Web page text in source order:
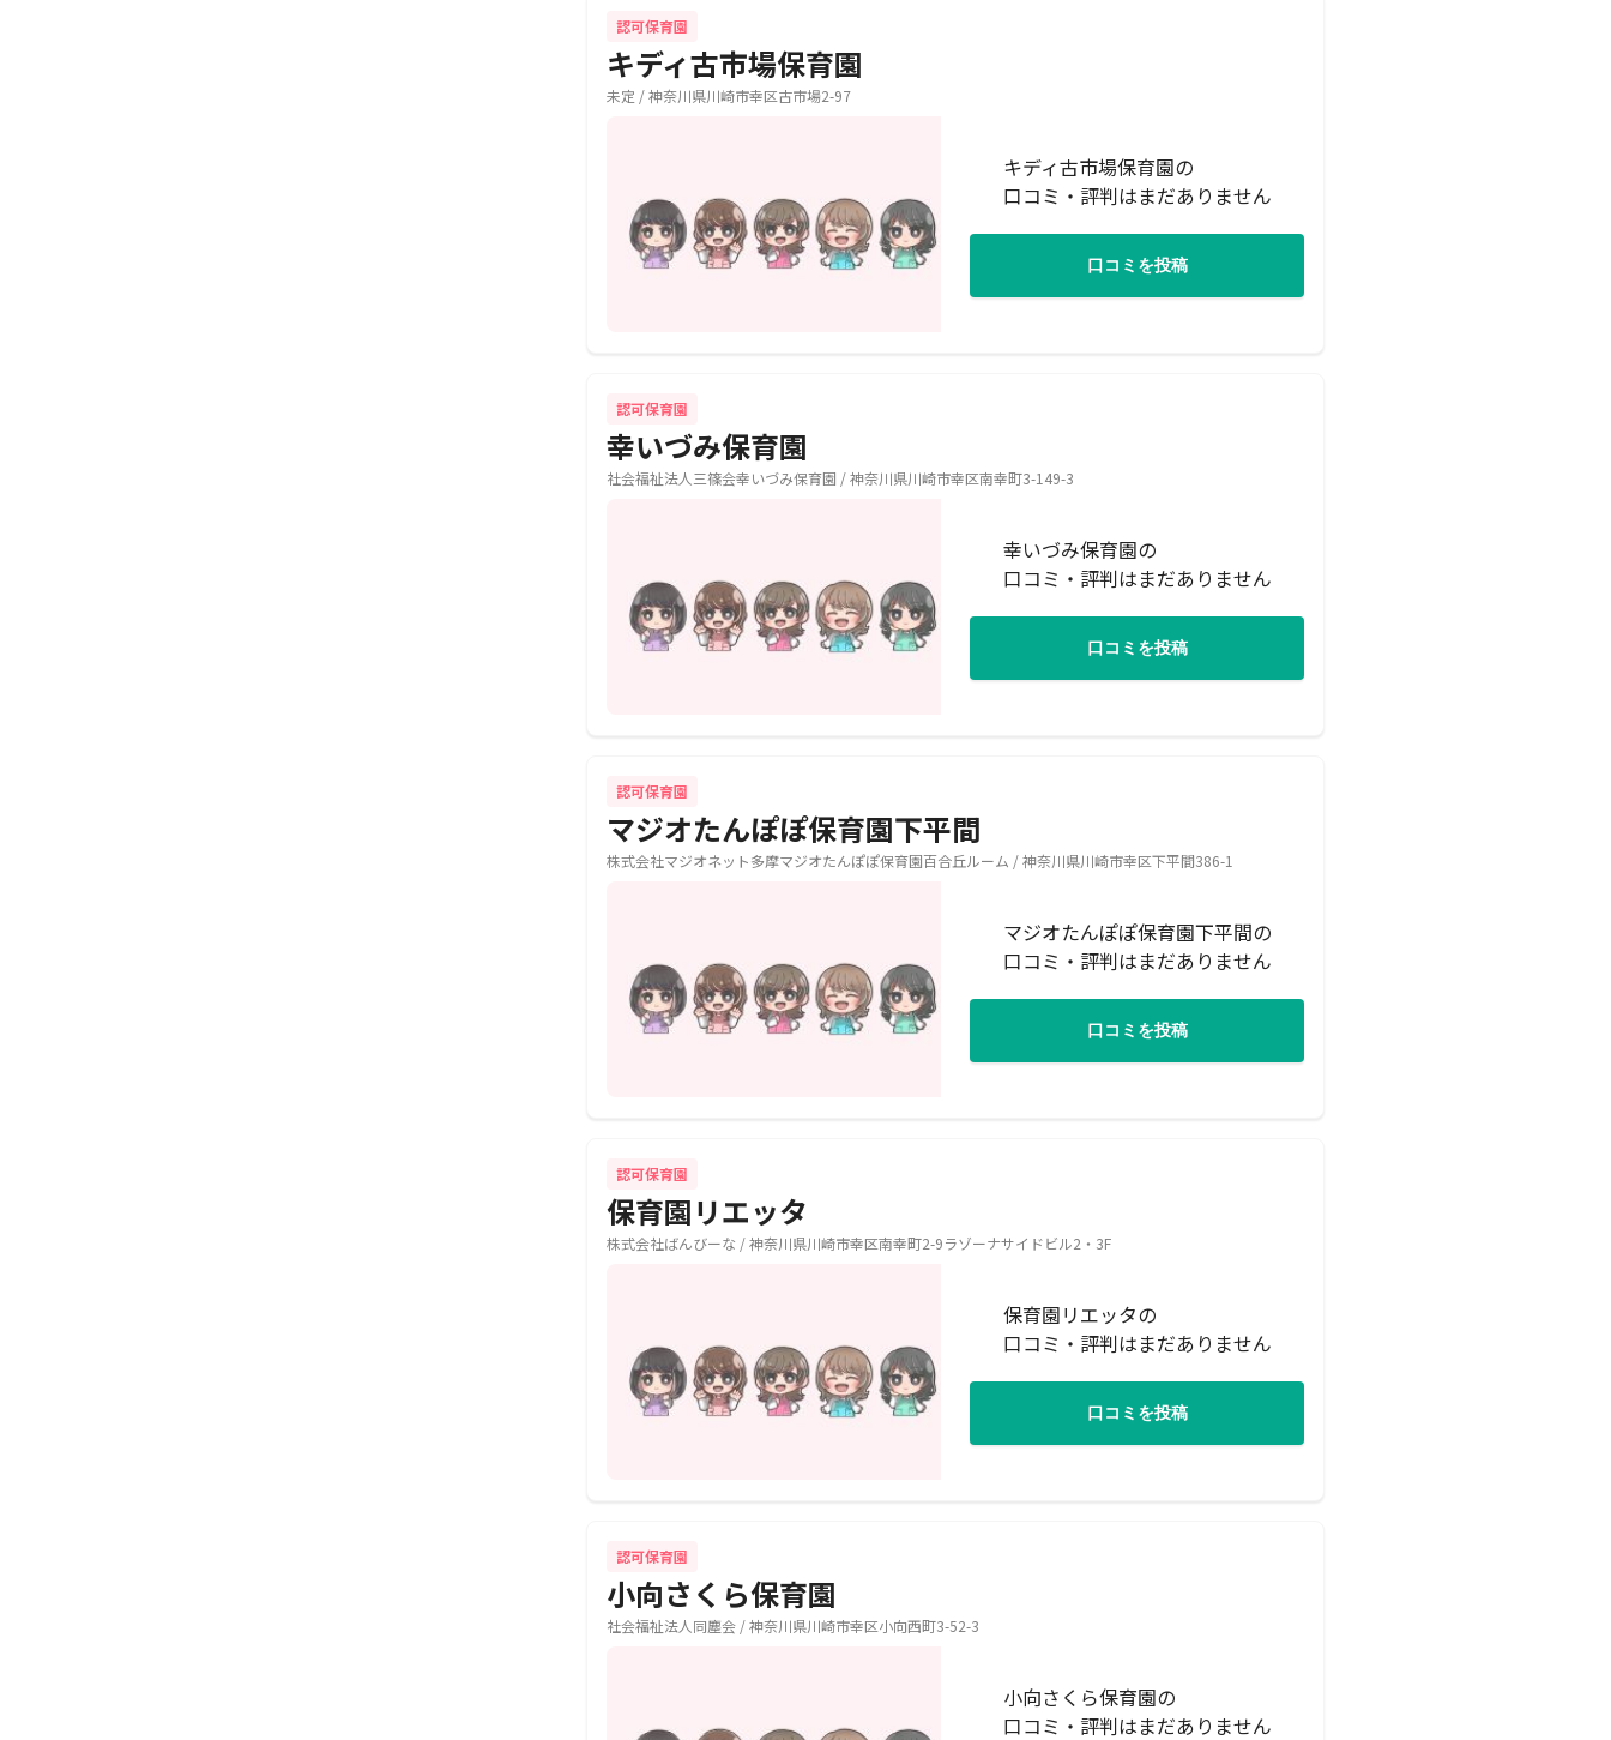
認可保育園
キディ古市場保育園
未定 / 神奈川県川崎市幸区古市場2-97
キディ古市場保育園の
口コミ・評判はまだありません
口コミを投稿
認可保育園
幸いづみ保育園
社会福祉法人三篠会幸いづみ保育園 / 神奈川県川崎市幸区南幸町3-149-3
幸いづみ保育園の
口コミ・評判はまだありません
口コミを投稿
認可保育園
マジオたんぽぽ保育園下平間
株式会社マジオネット多摩マジオたんぽぽ保育園百合丘ルーム / 神奈川県川崎市幸区下平間386-1
マジオたんぽぽ保育園下平間の
口コミ・評判はまだありません
口コミを投稿
認可保育園
保育園リエッタ
株式会社ばんびーな / 神奈川県川崎市幸区南幸町2-9ラゾーナサイドビル2・3F
保育園リエッタの
口コミ・評判はまだありません
口コミを投稿
認可保育園
小向さくら保育園
社会福祉法人同塵会 / 神奈川県川崎市幸区小向西町3-52-3
小向さくら保育園の
口コミ・評判はまだありません